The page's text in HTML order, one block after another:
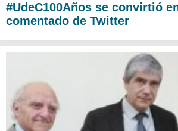
#UdeC100Años se convirtió
comentado de Twitter